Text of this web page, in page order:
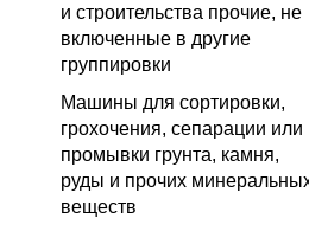
и строительства прочие, не
включенные в другие
группировки
Машины для сортировки,
грохочения, сепарации или
промывки грунта, камня,
руды и прочих
веществ